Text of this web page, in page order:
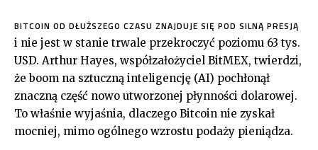
BITCOIN OD DŁUŻSZEGO CZASU ZNAJDUJE SIĘ POD SILNĄ PRESJĄ
i nie jest w stanie trwale przekroczyć poziomu 63 tys.
USD. Arthur Hayes, współzałożyciel BitMEX, twierdzi,
że boom na sztuczną inteligencję (AI) pochłonął
znaczną część nowo utworzonej płynności dolarowej.
To właśnie wyjaśnia, dlaczego Bitcoin nie zyskał
mocniej, mimo ogólnego wzrostu podaży pieniądza.